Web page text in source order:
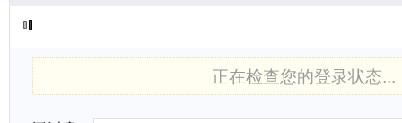
正在检查您的登录状态...